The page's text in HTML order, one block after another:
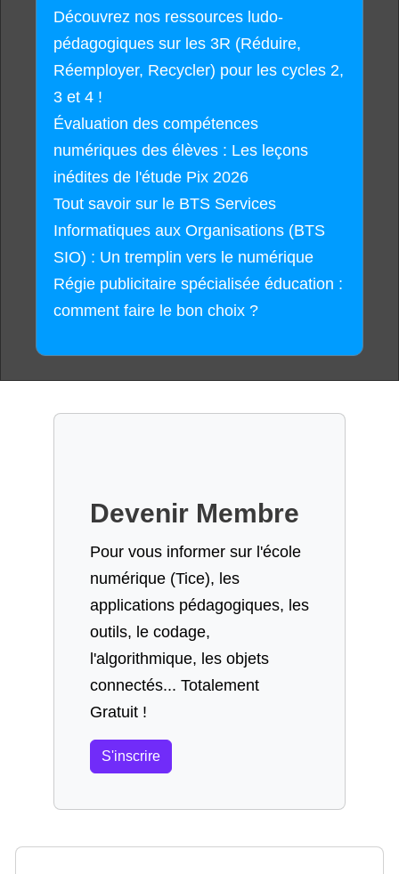
Découvrez nos ressources ludo-
pédagogiques sur les 3R (Réduire,
Réemployer, Recycler) pour les cycles 2,
3 et 4 !
Évaluation des compétences
numériques des élèves : Les leçons
inédites de l'étude Pix 2026
Tout savoir sur le BTS Services
Informatiques aux Organisations (BTS
SIO) : Un tremplin vers le numérique
Régie publicitaire spécialisée éducation :
comment faire le bon choix ?
Devenir Membre
Pour vous informer sur l'école
numérique (Tice), les
applications pédagogiques, les
outils, le codage,
l'algorithmique, les objets
connectés... Totalement
Gratuit !
S'inscrire